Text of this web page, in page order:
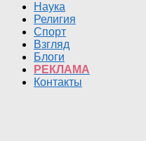
Наука
Религия
Спорт
Взгляд
Блоги
РЕКЛАМА
Контакты